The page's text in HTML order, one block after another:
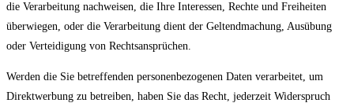
die Verarbeitung nachweisen, die Ihre Interessen, Rechte und Freiheiten
überwiegen, oder die Verarbeitung dient der Geltendmachung, Ausübung
oder Verteidigung von Rechtsansprüchen.
Werden die Sie betreffenden personenbezogenen Daten verarbeitet, um
Direktwerbung zu betreiben, haben Sie das Recht, jederzeit Widerspruch